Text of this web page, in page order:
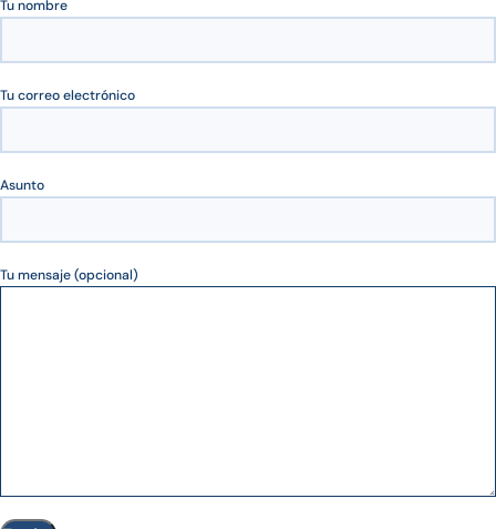
Tu nombre
Tu correo electrónico
Asunto
Tu mensaje (opcional)